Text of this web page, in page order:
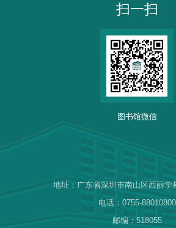
扫一扫
图书馆微信
地址：广东省深圳市南山区西丽学
电话：0755-88010800
邮编：518055